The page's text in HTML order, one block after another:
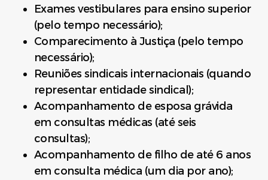
Exames vestibulares para ensino superior
(pelo tempo necessário);
Comparecimento à Justiça (pelo tempo
necessário);
Reuniões sindicais internacionais (quando
representar entidade sindical);
Acompanhamento de esposa grávida
em consultas médicas (até seis
consultas);
Acompanhamento de filho de até 6 anos
em consulta médica (um dia por ano);